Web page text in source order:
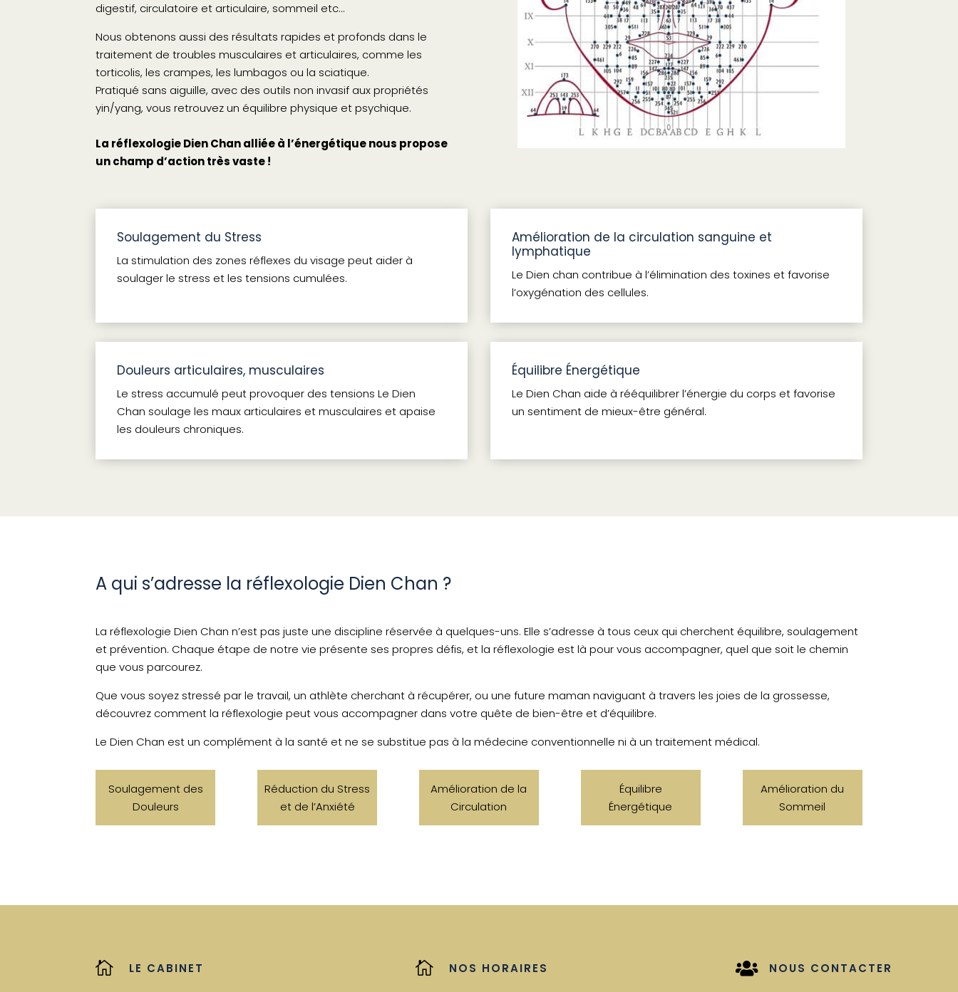
digestif, circulatoire et articulaire, sommeil etc…
Nous obtenons aussi des résultats rapides et profonds dans le
traitement de troubles musculaires et articulaires, comme les
torticolis, les crampes, les lumbagos ou la sciatique.
Pratiqué sans aiguille, avec des outils non invasif aux propriétés
yin/yang, vous retrouvez un équilibre physique et psychique.
La réflexologie Dien Chan alliée à l’énergétique nous propose
un champ d’action très vaste !
Soulagement du Stress
La stimulation des zones réflexes du visage peut aider à
soulager le stress et les tensions cumulées.
Amélioration de la circulation sanguine et
lymphatique
Le Dien chan contribue à l’élimination des toxines et favorise
l’oxygénation des cellules.
Douleurs articulaires, musculaires
Le stress accumulé peut provoquer des tensions Le Dien
Chan soulage les maux articulaires et musculaires et apaise
les douleurs chroniques.
Équilibre Énergétique
Le Dien Chan aide à rééquilibrer l’énergie du corps et favorise
un sentiment de mieux-être général.
A qui s’adresse la réflexologie Dien Chan ?
La réflexologie Dien Chan n’est pas juste une discipline réservée à quelques-uns. Elle s’adresse à tous ceux qui cherchent équilibre, soulagement
et prévention. Chaque étape de notre vie présente ses propres défis, et la réflexologie est là pour vous accompagner, quel que soit le chemin
que vous parcourez.
Que vous soyez stressé par le travail, un athlète cherchant à récupérer, ou une future maman naviguant à travers les joies de la grossesse,
découvrez comment la réflexologie peut vous accompagner dans votre quête de bien-être et d’équilibre.
Le Dien Chan est un complément à la santé et ne se substitue pas à la médecine conventionnelle ni à un traitement médical.
Soulagement des
Douleurs
Réduction du Stress
et de l’Anxiété
Amélioration de la
Circulation
Équilibre
Énergétique
Amélioration du
Sommeil
 LE CABINET  NOS HORAIRES  NOUS CONTACTER